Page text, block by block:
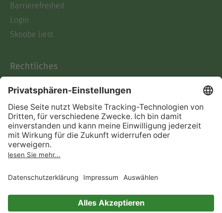
Barrierefreiheit
Login
Skoobe liest
Rechtliches
AGB
Informationen nach Data
Act
Verträge hier kündigen
Impressum